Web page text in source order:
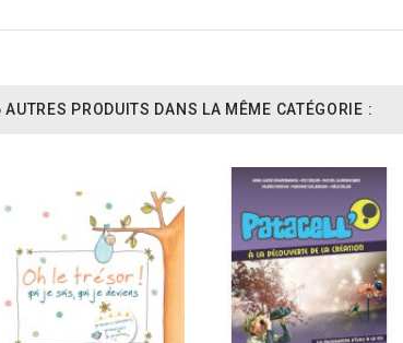
AUTRES PRODUITS DANS LA MÊME CATÉGORIE :